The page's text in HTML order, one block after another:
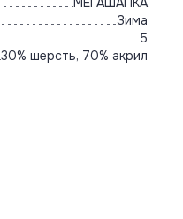
Зима
5
30% шерсть, 70% акрил